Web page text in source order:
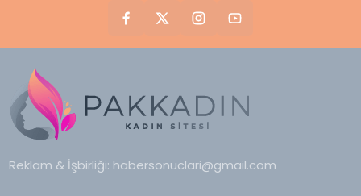
Reklam & İşbirliği: habersonuclari@gmail.com